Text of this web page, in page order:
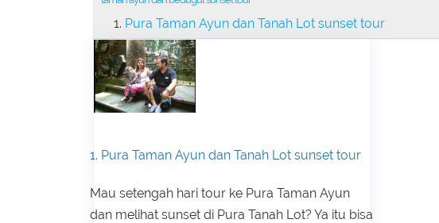
Pura Taman Ayun dan Tanah Lot sunset tour
1. Pura Taman Ayun dan Tanah Lot sunset tour
Mau setengah hari tour ke Pura Taman Ayun
dan melihat sunset di Pura Tanah Lot? Ya itu bisa